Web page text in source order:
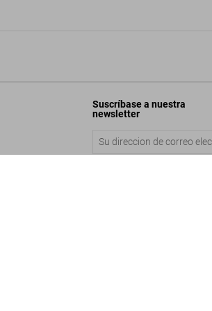
Suscríbase a nuestra
newsletter